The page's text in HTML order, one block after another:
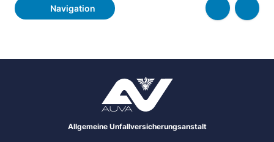
Navigation
Allgemeine Unfallversicherungsanstalt